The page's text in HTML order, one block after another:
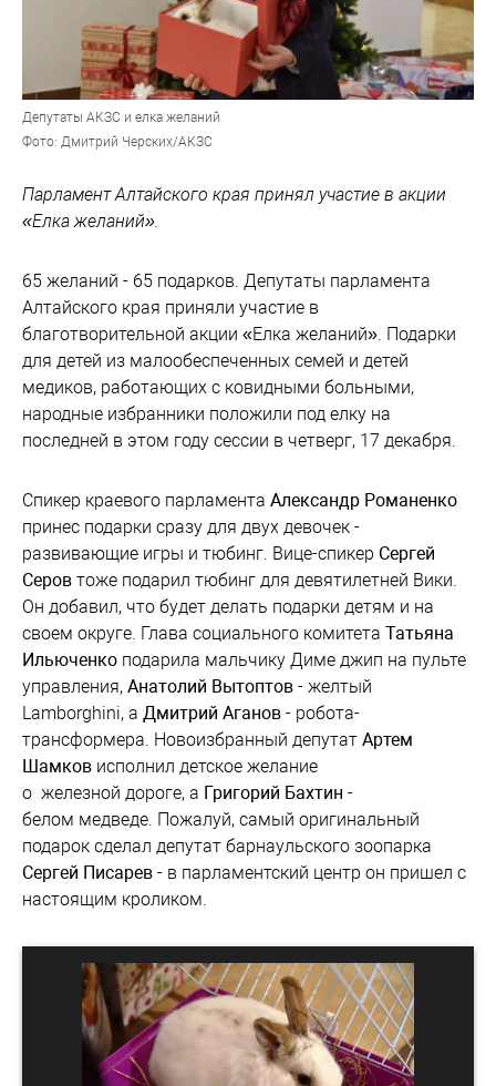
Депутаты АКЗС и елка желаний
Фото: Дмитрий Черских/АКЗС
Парламент Алтайского края принял участие в акции
«Елка желаний».
65 желаний - 65 подарков. Депутаты парламента
Алтайского края приняли участие в
благотворительной акции «Елка желаний». Подарки
для детей из малообеспеченных семей и детей
медиков, работающих с ковидными больными,
народные избранники положили под елку на
последней в этом году сессии в четверг, 17 декабря.
Спикер краевого парламента Александр Романенко
принес подарки сразу для двух девочек -
развивающие игры и тюбинг. Вице-спикер Сергей
Серов тоже подарил тюбинг для девятилетней Вики.
Он добавил, что будет делать подарки детям и на
своем округе. Глава социального комитета Татьяна
Ильюченко подарила мальчику Диме джип на пульте
управления, Анатолий Вытоптов - желтый
Lamborghini, а Дмитрий Аганов - робота-
трансформера. Новоизбранный депутат Артем
Шамков исполнил детское желание
о железной дороге, а Григорий Бахтин -
белом медведе. Пожалуй, самый оригинальный
подарок сделал депутат барнаульского зоопарка
Сергей Писарев - в парламентский центр он пришел с
настоящим кроликом.